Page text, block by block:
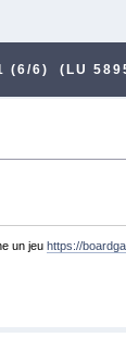
(6/6) (LU
un jeu https://